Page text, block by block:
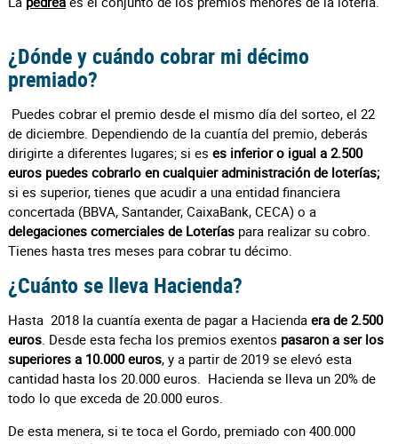
¿Dónde y cuándo cobrar mi décimo
premiado?
Puedes cobrar el premio desde el mismo día del sorteo, el 22
de diciembre. Dependiendo de la cuantía del premio, deberás
dirigirte a diferentes lugares; si es es inferior o igual a 2.500
euros puedes cobrarlo en cualquier administración de loterías;
si es superior, tienes que acudir a una entidad financiera
concertada (BBVA, Santander, CaixaBank, CECA) o a
delegaciones comerciales de Loteríaspara realizar su cobro.
Tienes hasta tres meses para cobrar tu décimo.
¿Cuánto se lleva Hacienda?
Hasta 2018 la cuantía exenta de pagar a Hacienda era de 2.500
euros. Desde esta fecha los premios exentos pasaron a ser los
superiores a 10.000 euros, y a partir de 2019 se elevó esta
cantidad hasta los 20.000 euros. Hacienda se lleva un 20% de
todo lo que exceda de 20.000 euros.
De esta menera, si te toca el Gordo, premiado con 400.000